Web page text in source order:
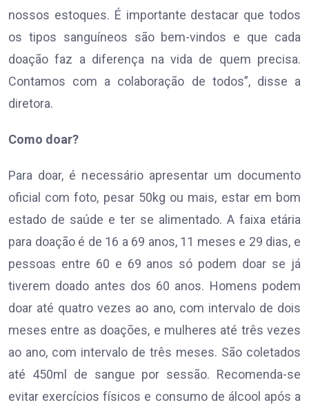
nossos estoques. É importante destacar que todos
os tipos sanguíneos são bem-vindos e que cada
doação faz a diferença na vida de quem precisa.
Contamos com a colaboração de todos”, disse a
diretora.
Como doar?
Para doar, é necessário apresentar um documento
oficial com foto, pesar 50kg ou mais, estar em bom
estado de saúde e ter se alimentado. A faixa etária
para doação é de 16 a 69 anos, 11 meses e 29 dias, e
pessoas entre 60 e 69 anos só podem doar se já
tiverem doado antes dos 60 anos. Homens podem
doar até quatro vezes ao ano, com intervalo de dois
meses entre as doações, e mulheres até três vezes
ao ano, com intervalo de três meses. São coletados
até 450ml de sangue por sessão. Recomenda-se
evitar exercícios físicos e consumo de álcool após a